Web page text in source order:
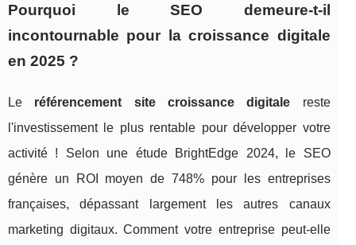
Pourquoi le SEO demeure-t-il
incontournable pour la croissance digitale
en 2025 ?
Le référencement site croissance digitale reste
l'investissement le plus rentable pour développer votre
activité ! Selon une étude BrightEdge 2024, le SEO
génère un ROI moyen de 748% pour les entreprises
françaises, dépassant largement les autres canaux
marketing digitaux. Comment votre entreprise peut-elle